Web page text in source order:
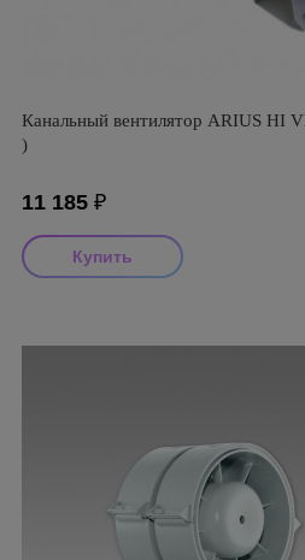
Канальный вентилятор ARIUS HI
)
11 185 ₽